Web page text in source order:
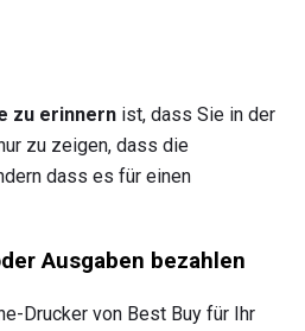
zu erinnern ist, dass Sie in der
zu zeigen, dass die
dass es für einen
Ausgaben bezahlen
Drucker von Best Buy für Ihr